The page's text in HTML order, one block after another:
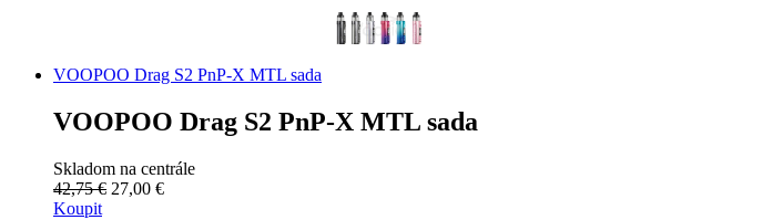
VOOPOO Drag S2 PnP-X MTL sada
VOOPOO Drag S2 PnP-X MTL sada
Skladom na centrále
42,75 € 27,00 €
Koupit